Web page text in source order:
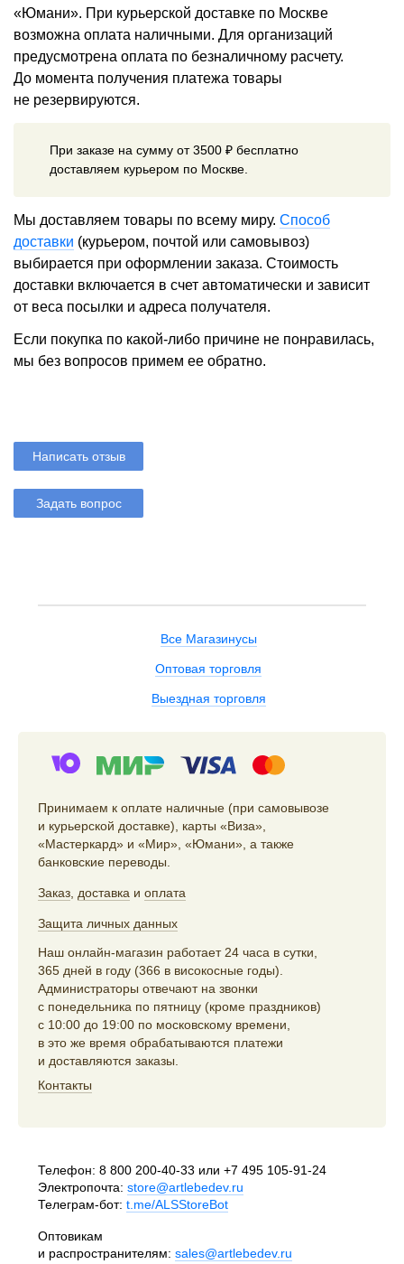
«Юмани». При курьерской доставке по Москве
возможна оплата наличными. Для организаций
предусмотрена оплата по безналичному расчету.
До момента получения платежа товары
не резервируются.
При заказе на сумму от 3500 ₽ бесплатно
доставляем курьером по Москве.
Мы доставляем товары по всему миру. Способ
доставки (курьером, почтой или самовывоз)
выбирается при оформлении заказа. Стоимость
доставки включается в счет автоматически и зависит
от веса посылки и адреса получателя.
Если покупка по какой-либо причине не понравилась,
мы без вопросов примем ее обратно.
Написать отзыв
Задать вопрос
Все Магазинусы
Оптовая торговля
Выездная торговля
Принимаем к оплате наличные (при самовывозе
и курьерской доставке), карты «Виза»,
«Мастеркард» и «Мир», «Юмани», а также
банковские переводы.
Заказ доставка и оплата
Защита личных данных
Наш онлайн-магазин работает 24 часа в сутки,
365 дней в году (366 в високосные годы).
Администраторы отвечают на звонки
с понедельника по пятницу (кроме праздников)
с 10:00 до 19:00 по московскому времени,
в это же время обрабатываются платежи
и доставляются заказы.
Контакты
Телефон: 8 800 200-40-33 или +7 495 105-91-24
Электропочта: store@artlebedev.ru
Телеграм-бот: t.me/ALSStoreBot
Оптовикам
и распространителям: sales@artlebedev.ru